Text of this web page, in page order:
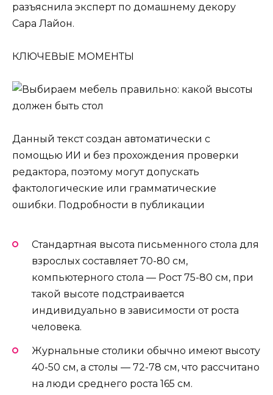
разъяснила эксперт по домашнему декору
Сара Лайон.
КЛЮЧЕВЫЕ МОМЕНТЫ
Данный текст создан автоматически с
помощью ИИ и без прохождения проверки
редактора, поэтому могут допускать
фактологические или грамматические
ошибки. Подробности в публикации
Стандартная высота письменного стола для
взрослых составляет 70-80 см,
компьютерного стола — Рост 75-80 см, при
такой высоте подстраивается
индивидуально в зависимости от роста
человека.
Журнальные столики обычно имеют высоту
40-50 см, а столы — 72-78 см, что рассчитано
на люди среднего роста 165 см.